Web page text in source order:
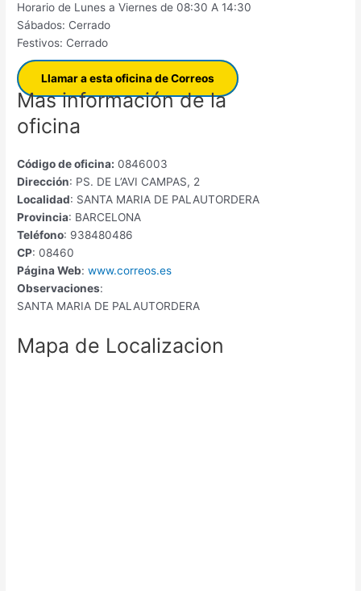
Horario de Lunes a Viernes de 08:30 A 14:30
Sábados: Cerrado
Festivos: Cerrado
Llamar a esta oficina de Correos
Mas información de la
oficina
Código de oficina: 0846003
Dirección: PS. DE L’AVI CAMPAS, 2
Localidad: SANTA MARIA DE PALAUTORDERA
Provincia: BARCELONA
Teléfono: 938480486
CP: 08460
Página Web: www.correos.es
Observaciones:
SANTA MARIA DE PALAUTORDERA
Mapa de Localizacion